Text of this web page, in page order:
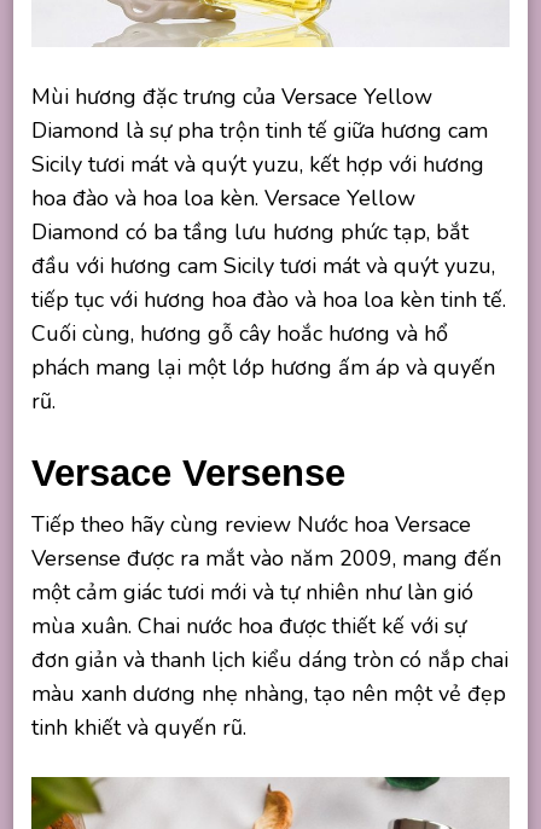
Mùi hương đặc trưng của Versace Yellow
Diamond là sự pha trộn tinh tế giữa hương cam
Sicily tươi mát và quýt yuzu, kết hợp với hương
hoa đào và hoa loa kèn. Versace Yellow
Diamond có ba tầng lưu hương phức tạp, bắt
đầu với hương cam Sicily tươi mát và quýt yuzu,
tiếp tục với hương hoa đào và hoa loa kèn tinh tế.
Cuối cùng, hương gỗ cây hoắc hương và hổ
phách mang lại một lớp hương ấm áp và quyến
rũ.
Versace Versense
Tiếp theo hãy cùng review Nước hoa Versace
Versense được ra mắt vào năm 2009, mang đến
một cảm giác tươi mới và tự nhiên như làn gió
mùa xuân. Chai nước hoa được thiết kế với sự
đơn giản và thanh lịch kiểu dáng tròn có nắp chai
màu xanh dương nhẹ nhàng, tạo nên một vẻ đẹp
tinh khiết và quyến rũ.